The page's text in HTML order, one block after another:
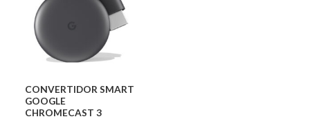
CONVERTIDOR SMART
GOOGLE
CHROMECAST 3